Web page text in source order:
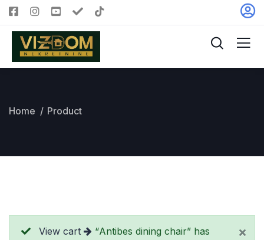
Home Product
View cart
“Antibes dining chair” has